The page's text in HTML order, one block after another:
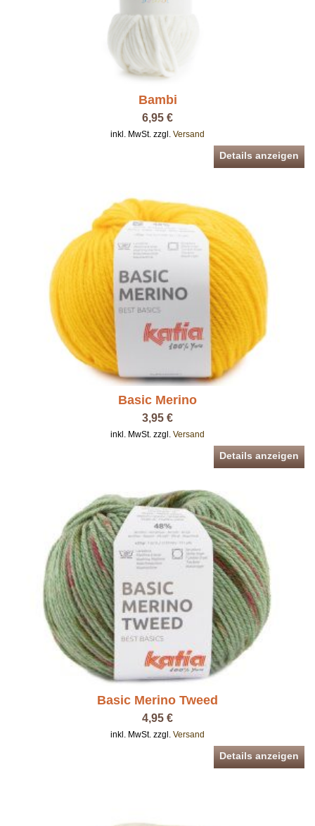
Bambi
6,95 €
inkl. MwSt. zzgl. Versand
Details anzeigen
Basic Merino
3,95 €
inkl. MwSt. zzgl. Versand
Details anzeigen
Basic Merino Tweed
4,95 €
inkl. MwSt. zzgl. Versand
Details anzeigen